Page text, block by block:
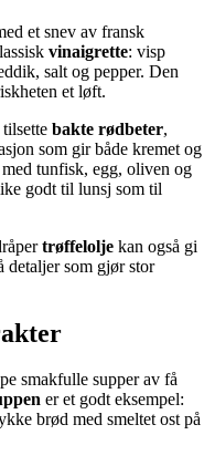
et snev av fransk
vinaigrette: visp
salt og pepper. Den
et løft.
bakte rødbeter,
som gir både kremet og
med tunfisk, egg, oliven og
godt til lunsj som til
trøffelolje kan også gi
detaljer som gjør stor
smakfulle supper av få
er et godt eksempel:
brød med smeltet ost på